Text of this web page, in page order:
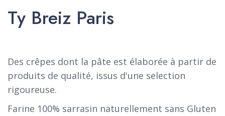
Ty Breiz Paris
Des crêpes dont la pâte est élaborée à partir de
produits de qualité, issus d'une selection
rigoureuse.
Farine 100% sarrasin naturellement sans Gluten